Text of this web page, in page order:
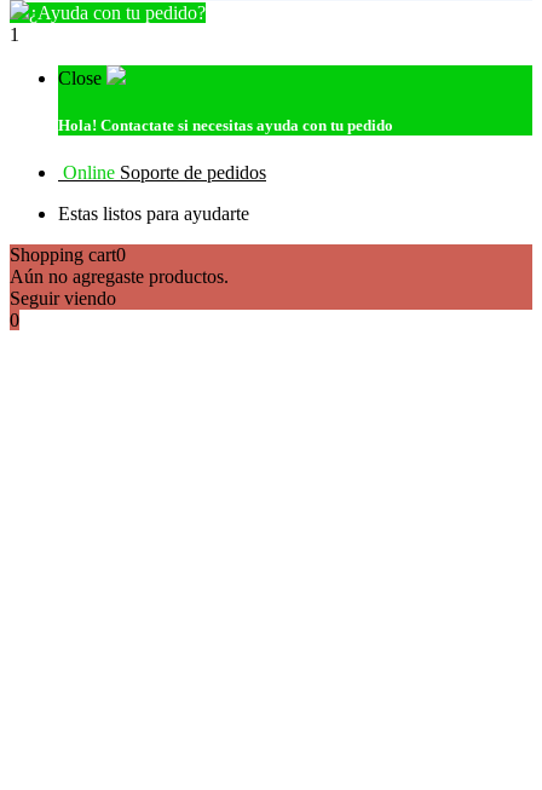
¿Ayuda con tu pedido?
1
Close
Hola! Contactate si necesitas ayuda con tu pedido
Online Soporte de pedidos
Estas listos para ayudarte
Shopping cart0
Aún no agregaste productos.
Seguir viendo
0